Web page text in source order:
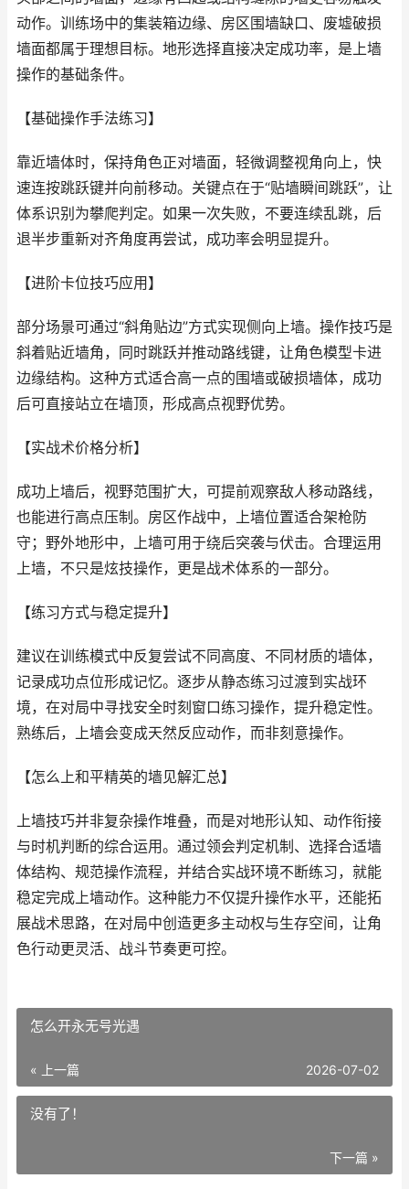
动作。训练场中的集装箱边缘、房区围墙缺口、废墟破损
墙面都属于理想目标。地形选择直接决定成功率，是上墙
操作的基础条件。
【基础操作手法练习】
靠近墙体时，保持角色正对墙面，轻微调整视角向上，快
速连按跳跃键并向前移动。关键点在于“贴墙瞬间跳跃”，让
体系识别为攀爬判定。如果一次失败，不要连续乱跳，后
退半步重新对齐角度再尝试，成功率会明显提升。
【进阶卡位技巧应用】
部分场景可通过“斜角贴边”方式实现侧向上墙。操作技巧是
斜着贴近墙角，同时跳跃并推动路线键，让角色模型卡进
边缘结构。这种方式适合高一点的围墙或破损墙体，成功
后可直接站立在墙顶，形成高点视野优势。
【实战术价格分析】
成功上墙后，视野范围扩大，可提前观察敌人移动路线，
也能进行高点压制。房区作战中，上墙位置适合架枪防
守；野外地形中，上墙可用于绕后突袭与伏击。合理运用
上墙，不只是炫技操作，更是战术体系的一部分。
【练习方式与稳定提升】
建议在训练模式中反复尝试不同高度、不同材质的墙体，
记录成功点位形成记忆。逐步从静态练习过渡到实战环
境，在对局中寻找安全时刻窗口练习操作，提升稳定性。
熟练后，上墙会变成天然反应动作，而非刻意操作。
【怎么上和平精英的墙见解汇总】
上墙技巧并非复杂操作堆叠，而是对地形认知、动作衔接
与时机判断的综合运用。通过领会判定机制、选择合适墙
体结构、规范操作流程，并结合实战环境不断练习，就能
稳定完成上墙动作。这种能力不仅提升操作水平，还能拓
展战术思路，在对局中创造更多主动权与生存空间，让角
色行动更灵活、战斗节奏更可控。
怎么开永无号光遇
« 上一篇 2026-07-02
没有了！
下一篇 »